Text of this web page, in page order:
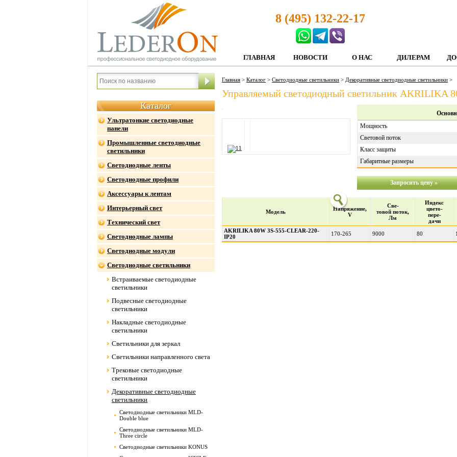
8 (495) 132-22-17
ГЛАВНАЯ НОВОСТИ О НАС ДИЛЕРАМ
Каталог
Ультратонкие светодиодные
панели
Промышленные светодиодные
светильники
Светодиодные ленты
Светодиодные профили
Аксессуары к лентам
Интерьерный свет
Технический свет
Светодиодные лампы
Светодиодные модули
Светодиодные светильники
Встраиваемые светодиодные
светильники
Подвесные светодиодные
светильники
Накладные светодиодные
светильники
Светильники для зеркал
Светильники направленного света
Трековые светодиодные
светильники
Декоративные светодиодные
светильники
Светодиодные светильники MLD-
Double blue
Светодиодные светильники MLD-
Three circle
Светодиодные светильники KONUS
Главная > Каталог > Светодиодные светильники > Декоративные светодиодные светильники >
Управляемый светодиодный светильник AKRILIKA
Мощность
Световой поток
Класс защиты
Габаритные размеры
Запросить цену »
Модель
Напряжение,
V
Све-
товой поток,
Лм
Индекс
цвето-
пере-
дачи
AKRILIKA 80W 3S-555-CLEAR-220-
IP20
170-265 9000 80